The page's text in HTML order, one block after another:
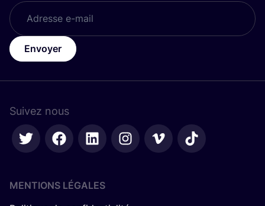
Envoyer
Suivez nous
MENTIONS LÉGALES